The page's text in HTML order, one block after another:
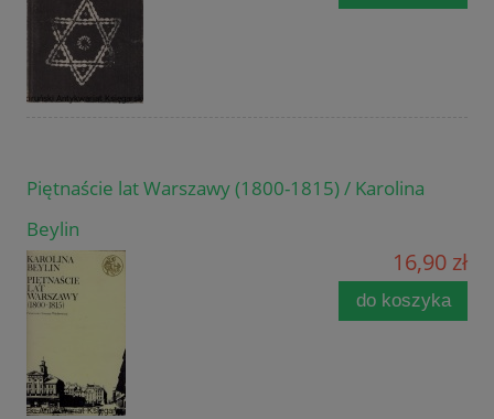
Piętnaście lat Warszawy (1800-1815) / Karolina
Beylin
16,90 zł
do koszyka